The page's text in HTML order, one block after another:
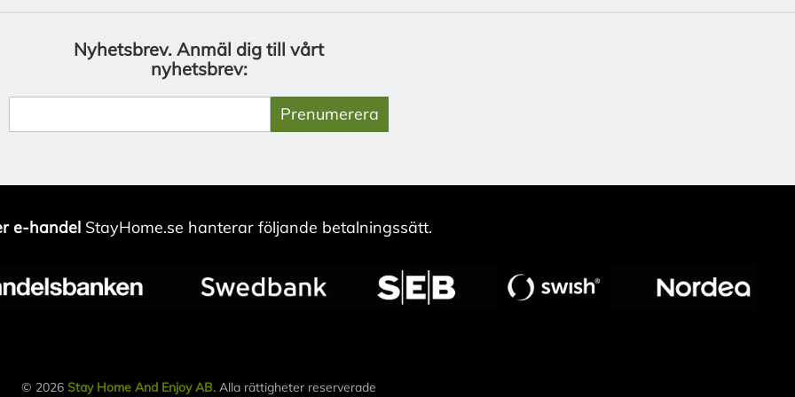
Nyhetsbrev. Anmäl dig till vårt
nyhetsbrev:
Prenumerera
e-handelStayHome.se hanterar följande betalningssätt.
© 2026 Stay Home And Enjoy AB. Alla rättigheter reserverade